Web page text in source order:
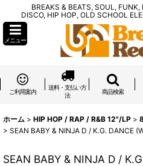
BREAKS & BEATS, SOUL,
DISCO, HIP HOP, OLD SCHOOL
メニュー
ご利用案内
送料・支払い方
法
商品検索
ホーム > HIP HOP / RAP / R&B 12"/LP >
> SEAN BABY & NINJA D / K.G. DANCE
SEAN BABY & NINJA D /